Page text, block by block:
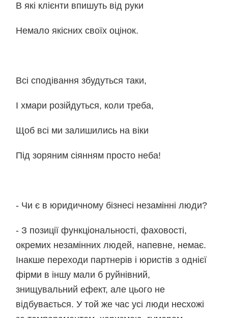
В які клієнти впишуть від руки
Немало якісних своїх оцінок.
Всі сподівання збудуться таки,
І хмари розійдуться, коли треба,
Щоб всі ми залишились на віки
Під зоряним сіянням просто неба!
- Чи є в юридичному бізнесі незамінні люди?
- З позиції функціональності, фаховості,
окремих незамінних людей, напевне, немає.
Інакше переходи партнерів і юристів з однієї
фірми в іншу мали б руйнівний,
знищувальний ефект, але цього не
відбувається. У той же час усі люди несхожі